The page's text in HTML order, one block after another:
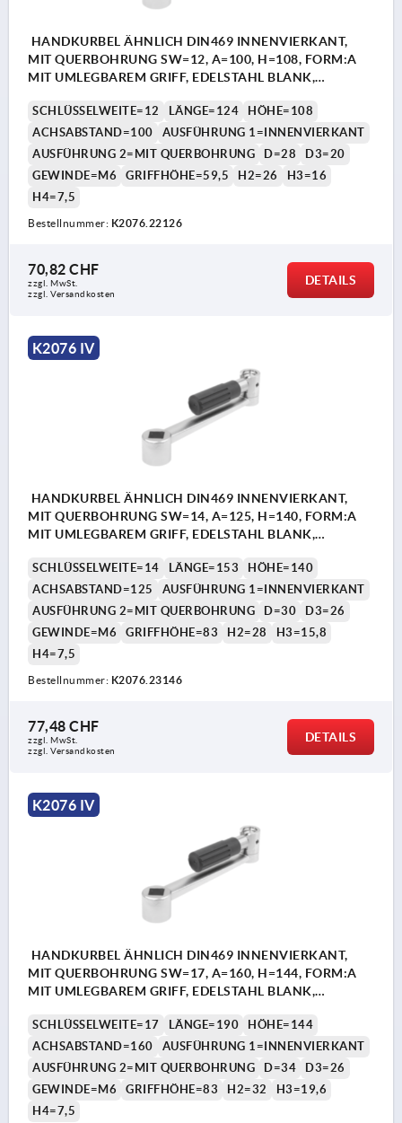
HANDKURBEL ÄHNLICH DIN469 INNENVIERKANT,
MIT QUERBOHRUNG SW=12, A=100, H=108, FORM:A
MIT UMLEGBAREM GRIFF, EDELSTAHL BLANK,
SCHLÜSSELWEITE=12 LÄNGE=124
HÖHE=108
ACHSABSTAND=100
AUSFÜHRUNG 1=INNENVIERKANT
AUSFÜHRUNG 2=MIT QUERBOHRUNG
D=28
D3=20
GEWINDE=M6
GRIFFHÖHE=59,5 H2=26
H3=16
H4=7,5
Bestellnummer: K2076.22126
70,82 CHF
zzgl. MwSt.
zzgl. Versandkosten
DETAILS
K2076 IV
HANDKURBEL ÄHNLICH DIN469 INNENVIERKANT,
MIT QUERBOHRUNG SW=14, A=125, H=140, FORM:A
MIT UMLEGBAREM GRIFF, EDELSTAHL BLANK,
SCHLÜSSELWEITE=14 LÄNGE=153
HÖHE=140
ACHSABSTAND=125
AUSFÜHRUNG 1=INNENVIERKANT
AUSFÜHRUNG 2=MIT QUERBOHRUNG
D=30
D3=26
GEWINDE=M6
GRIFFHÖHE=83 H2=28
H3=15,8
H4=7,5
Bestellnummer: K2076.23146
77,48 CHF
zzgl. MwSt.
zzgl. Versandkosten
DETAILS
K2076 IV
HANDKURBEL ÄHNLICH DIN469 INNENVIERKANT,
MIT QUERBOHRUNG SW=17, A=160, H=144, FORM:A
MIT UMLEGBAREM GRIFF, EDELSTAHL BLANK,
SCHLÜSSELWEITE=17 LÄNGE=190
HÖHE=144
ACHSABSTAND=160
AUSFÜHRUNG 1=INNENVIERKANT
AUSFÜHRUNG 2=MIT QUERBOHRUNG
D=34
D3=26
GEWINDE=M6
GRIFFHÖHE=83 H2=32
H3=19,6
H4=7,5